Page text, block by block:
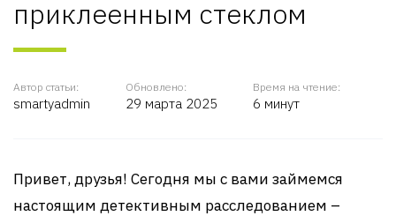
приклеенным стеклом
Автор статьи:
smartyadmin
Обновлено:
29 марта 2025
Время на чтение:
6 минут
Привет, друзья! Сегодня мы с вами займемся
настоящим детективным расследованием –